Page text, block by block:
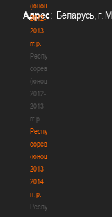
(юноши)
2012-
2013
гг.р.
Республиканские
соревнования
(юноши)
2012-
2013
гг.р.
Республиканские
соревнования
(юноши)
2013-
2014
гг.р.
Республиканские
Адрес: Беларусь, г.